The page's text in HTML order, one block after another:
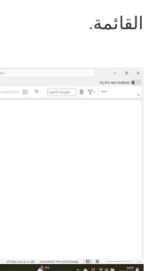
القائمة.